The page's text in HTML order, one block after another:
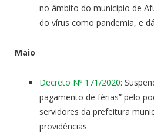
no âmbito do município de
do vírus como pandemia, e
Maio
Decreto Nº 171/2020:
pagamento de férias” pelo
servidores da prefeitura
providências